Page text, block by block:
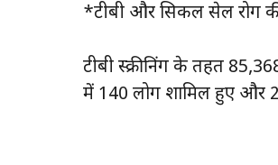
*टीबी और सिकल सेल रोग
टीबी स्क्रीनिंग के तहत
में 140 लोग शामिल हुए और